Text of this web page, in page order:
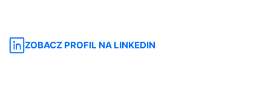
ZOBACZ PROFIL NA LINKEDIN